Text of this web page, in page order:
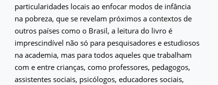
particularidades locais ao enfocar modos de infância
na pobreza, que se revelam próximos a contextos de
outros países como o Brasil, a leitura do livro é
imprescindível não só para pesquisadores e estudiosos
na academia, mas para todos aqueles que trabalham
com e entre crianças, como professores, pedagogos,
assistentes sociais, psicólogos, educadores sociais,